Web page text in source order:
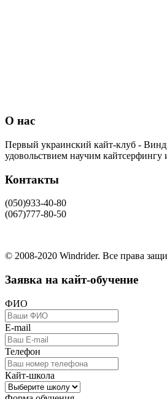
О нас
Первый украинский кайт-клуб -
удовольствием научим кайтсерфингу
Контакты
(050)933-40-80
(067)777-80-50
© 2008-2020 Windrider. Все права
Заявка на кайт-обучение
ФИО
E-mail
Телефон
Кайт-школа